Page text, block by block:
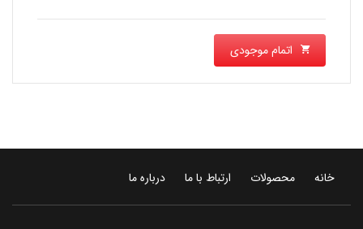
اتمام موجودی
خانه محصولات ارتباط با ما درباره ما